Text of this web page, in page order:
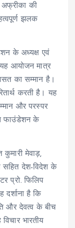
अफ्रीका की
झलक
के अध्यक्ष एवं
यह आयोजन मात्र
का सम्मान है।
करती है। यह
और परस्पर
फाउंडेशन के
कुमारी मेवाड़,
सहित देश-विदेश के
प्रो. फिलिप
दर्शाना है कि
और देवत्व के बीच
भारतीय